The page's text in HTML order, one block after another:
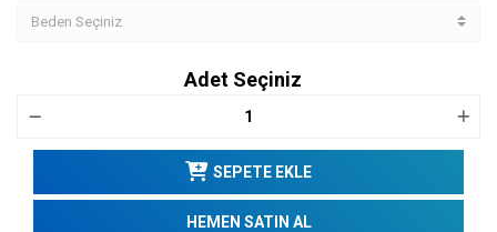
Adet Seçiniz
SEPETE EKLE
HEMEN SATIN AL